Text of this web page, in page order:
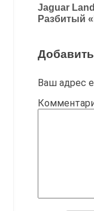
по
Jaguar
Разбитый
Ваш адрес